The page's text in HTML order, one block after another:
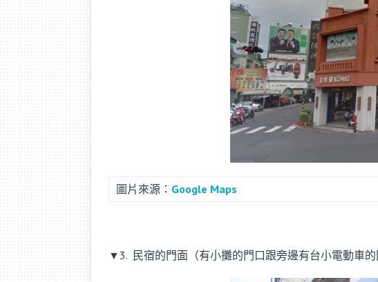
圖片來源： Google Maps
▼3. 民宿的門面（有小攤的門口跟旁邊有台小電動車的